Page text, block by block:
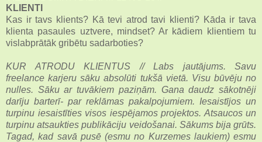
KLIENTI
Kas ir tavs klients? Kā tevi atrod tavi klienti? Kāda ir tava
klienta pasaules uztvere, mindset? Ar kādiem klientiem tu
vislabprātāk gribētu sadarboties?
KUR ATRODU KLIENTUS // Labs jautājums. Savu
freelance karjeru sāku absolūti tukšā vietā. Visu būvēju no
nulles. Sāku ar tuvākiem paziņām. Gana daudz sākotnēji
darīju barterī- par reklāmas pakalpojumiem. Iesaistījos un
turpinu iesaistīties visos iespējamos projektos. Atsaucos un
turpinu atsaukties publikāciju veidošanai. Sākums bija grūts.
Tagad, kad savā pusē (esmu no Kurzemes laukiem) esmu